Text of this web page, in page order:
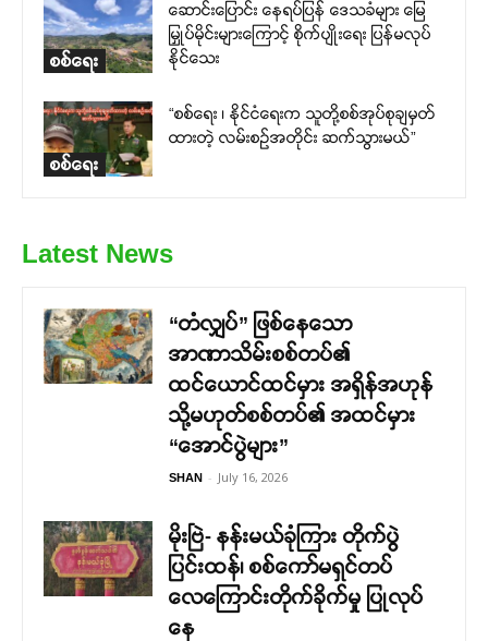
စစ်ရေး
ဆောင်းပြောင်း နေရပ်ပြန် ဒေသခံများ မြေ
မြှုပ်မိုင်းများကြောင့် စိုက်ပျိုးရေး ပြန်မလုပ်
နိုင်သေး
စစ်ရေး
“စစ်ရေး ၊ နိုင်ငံရေးက သူတို့စစ်အုပ်စုချမှတ်
ထားတဲ့ လမ်းစဉ်အတိုင်း ဆက်သွားမယ်”
Latest News
“တံလျှပ်” ဖြစ်နေသော
အာဏာသိမ်းစစ်တပ်၏
ထင်ယောင်ထင်မှား အရှိန်အဟုန်
သို့မဟုတ်စစ်တပ်၏ အထင်မှား
“အောင်ပွဲများ”
SHAN - July 16, 2026
မိုးဗြဲ- နန်းမယ်ခုံကြား တိုက်ပွဲ
ပြင်းထန်၊ စစ်ကော်မရှင်တပ်
လေကြောင်းတိုက်ခိုက်မှု ပြုလုပ်
နေ